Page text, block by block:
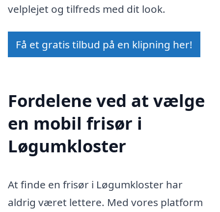
velplejet og tilfreds med dit look.
Få et gratis tilbud på en klipning her!
Fordelene ved at vælge
en mobil frisør i
Løgumkloster
At finde en frisør i Løgumkloster har
aldrig været lettere. Med vores platform